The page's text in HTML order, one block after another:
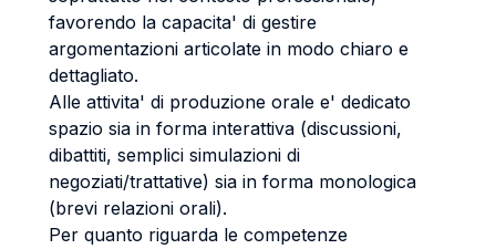
favorendo la capacita' di gestire
argomentazioni articolate in modo chiaro e
dettagliato.
Alle attivita' di produzione orale e' dedicato
spazio sia in forma interattiva (discussioni,
dibattiti, semplici simulazioni di
negoziati/trattative) sia in forma monologica
(brevi relazioni orali).
Per quanto riguarda le competenze